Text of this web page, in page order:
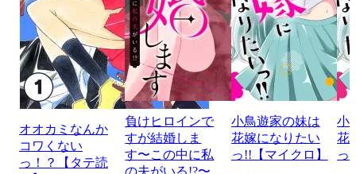
オオカミなんか
コワくない
っ！？【タテ読
負けヒロインで
すが結婚しま
す〜この中に私
小鳥遊家の妹は
花嫁になりたい
っ!!【マイクロ】
小
花
っ